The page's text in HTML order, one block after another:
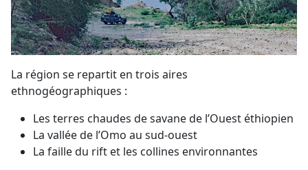
La région se repartit en trois aires
ethnogéographiques :
Les terres chaudes de savane de l’Ouest éthiopien
La vallée de l’Omo au sud-ouest
La faille du rift et les collines environnantes